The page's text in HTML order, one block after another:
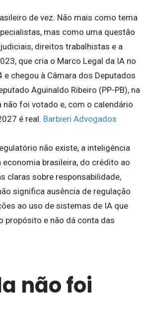
de vez. Não mais como tema
mas como uma questão
direitos trabalhistas e a
que cria o Marco Legal da IA no
chegou à Câmara dos Deputados
Aguinaldo Ribeiro (PP-PB), na
não foi votado e, com o calendário
é real. Barbieri Advogados
não existe, a inteligência
brasileira, do crédito ao
claras sobre responsabilidade,
significa ausência de regulação
ao uso de sistemas de IA que
propósito e não dá conta das
não foi